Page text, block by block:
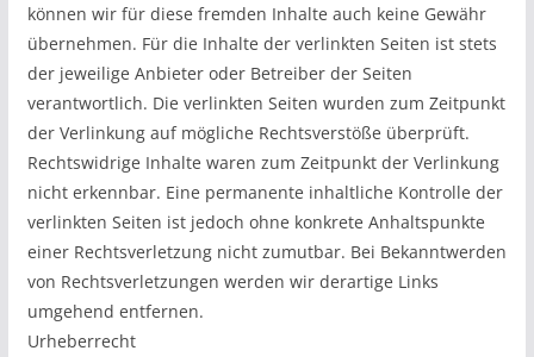
können wir für diese fremden Inhalte auch keine Gewähr
übernehmen. Für die Inhalte der verlinkten Seiten ist stets
der jeweilige Anbieter oder Betreiber der Seiten
verantwortlich. Die verlinkten Seiten wurden zum Zeitpunkt
der Verlinkung auf mögliche Rechtsverstöße überprüft.
Rechtswidrige Inhalte waren zum Zeitpunkt der Verlinkung
nicht erkennbar. Eine permanente inhaltliche Kontrolle der
verlinkten Seiten ist jedoch ohne konkrete Anhaltspunkte
einer Rechtsverletzung nicht zumutbar. Bei Bekanntwerden
von Rechtsverletzungen werden wir derartige Links
umgehend entfernen.
Urheberrecht